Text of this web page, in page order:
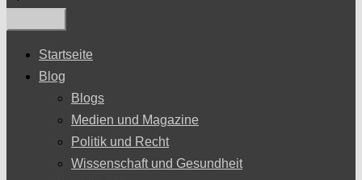
Startseite
Blog
Blogs
Medien und Magazine
Politik und Recht
Wissenschaft und Gesundheit